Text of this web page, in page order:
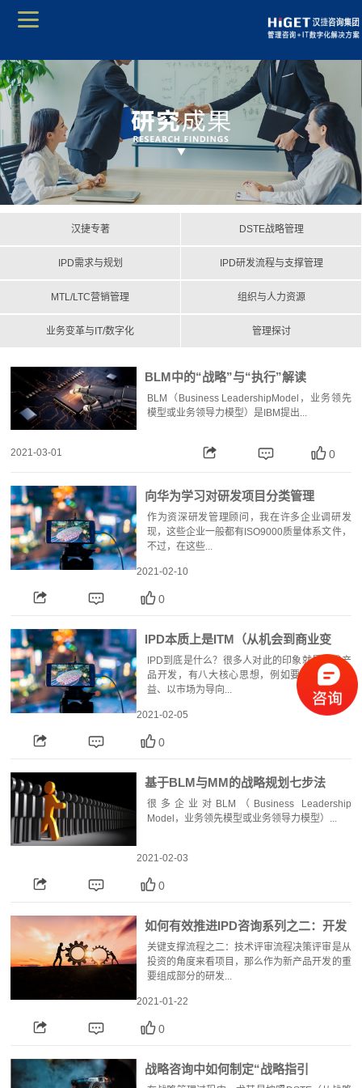
汉捷专著 DSTE战略管理
IPD需求与规划 IPD研发流程与支撑管理
MTL/LTC营销管理 组织与人力资源
业务变革与IT/数字化 管理探讨
BLM中的“战略”与“执行”解读
BLM（Business LeadershipModel，业务领先
模型或业务领导力模型）是IBM提出...
2021-03-01 0
向华为学习对研发项目分类管理
作为资深研发管理顾问，我在许多企业调研发
现，这些企业一般都有ISO9000质量体系文件，
不过，在这些...
2021-02-10
0
IPD本质上是ITM（从机会到商业变
现）——对任总在华为蓝血十杰暨优
秀...
IPD到底是什么？很多人对此的印象就是集成产
品开发，有八大核心思想，例如要注重投资收
益、以市场为导向...
2021-02-05
0
基于BLM与MM的战略规划七步法
很多企业对BLM（Business Leadership
Model，业务领先模型或业务领导力模型）...
2021-02-03
0
如何有效推进IPD咨询系列之二：开发
篇——三大关键支撑流程之二：技术
评...
关键支撑流程之二：技术评审流程决策评审是从
投资的角度来看项目，那么作为新产品开发的重
要组成部分的研发...
2021-01-22
0
战略咨询中如何制定“战略指引